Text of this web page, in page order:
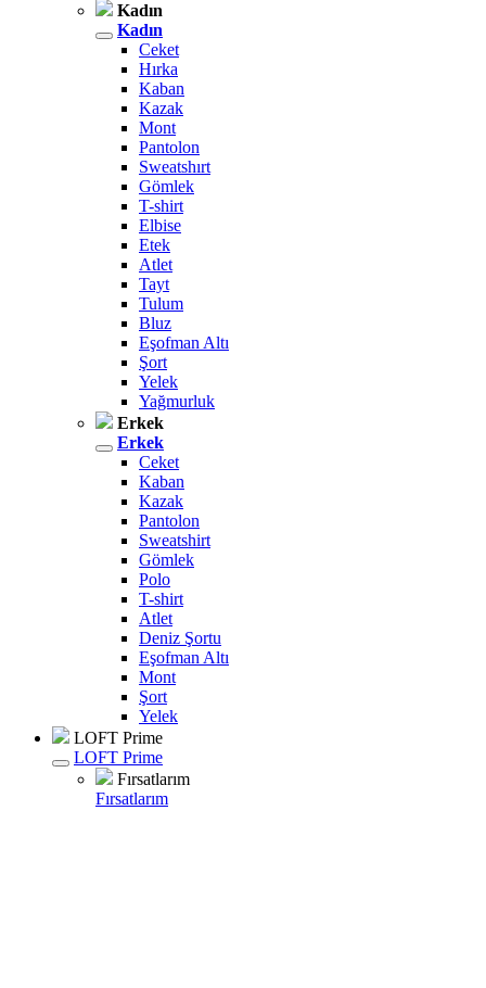
Kadın
Kadın
Ceket
Hırka
Kaban
Kazak
Mont
Pantolon
Sweatshırt
Gömlek
T-shirt
Elbise
Etek
Atlet
Tayt
Tulum
Bluz
Eşofman Altı
Şort
Yelek
Yağmurluk
Erkek
Erkek
Ceket
Kaban
Kazak
Pantolon
Sweatshirt
Gömlek
Polo
T-shirt
Atlet
Deniz Şortu
Eşofman Altı
Mont
Şort
Yelek
LOFT Prime
LOFT Prime
Fırsatlarım
Fırsatlarım